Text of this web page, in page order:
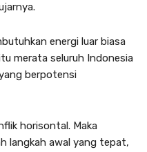
energi luar biasa
merata seluruh Indonesia
berpotensi
horisontal. Maka
langkah awal yang tepat,